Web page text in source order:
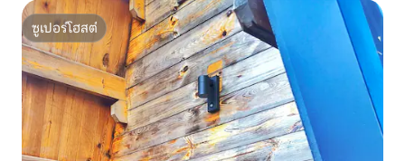
ซูเปอร์โฮสต์
ซูเปอร์โฮสต์